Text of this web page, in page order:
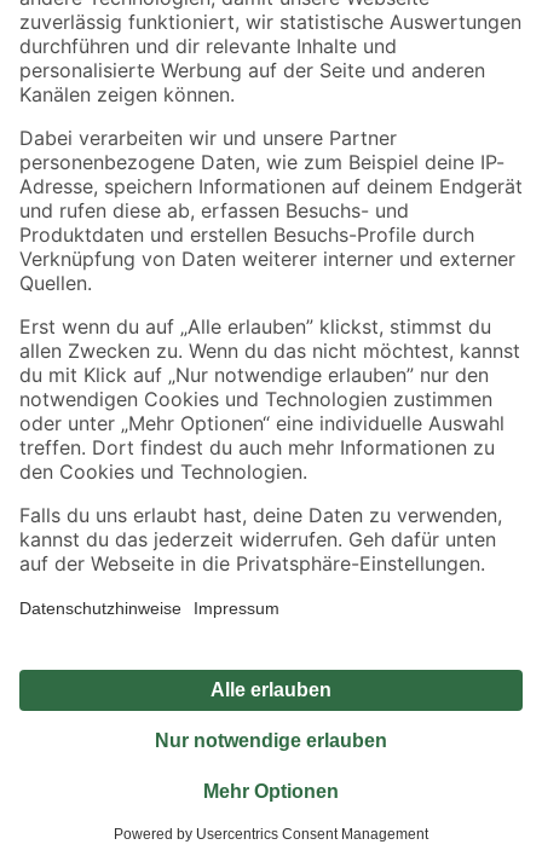
Zur Newsletter Anmeldung
Folge uns
Zahlungsarten Versandarten
Sicher einkaufen
Jetzt die toom-App herunterladen
Alle Preisangaben in EUR inkl. gesetzl. MwSt.. Die dargestellten Angebote sind unter
Umständen nicht in allen Märkten verfügbar. Die angegebenen Verfügbarkeiten beziehen
Produkte nur solange der Vorrat reicht.
*Paketversand ab 59 € versandkostenfrei, gilt nicht für Artikel mit Speditionsversand, hier
Privatsphäre Impressum
Nutzungsbedingungen
Widerrufsrecht
Vertrag widerrufen
© 2026 toom Baumarkt GmbH